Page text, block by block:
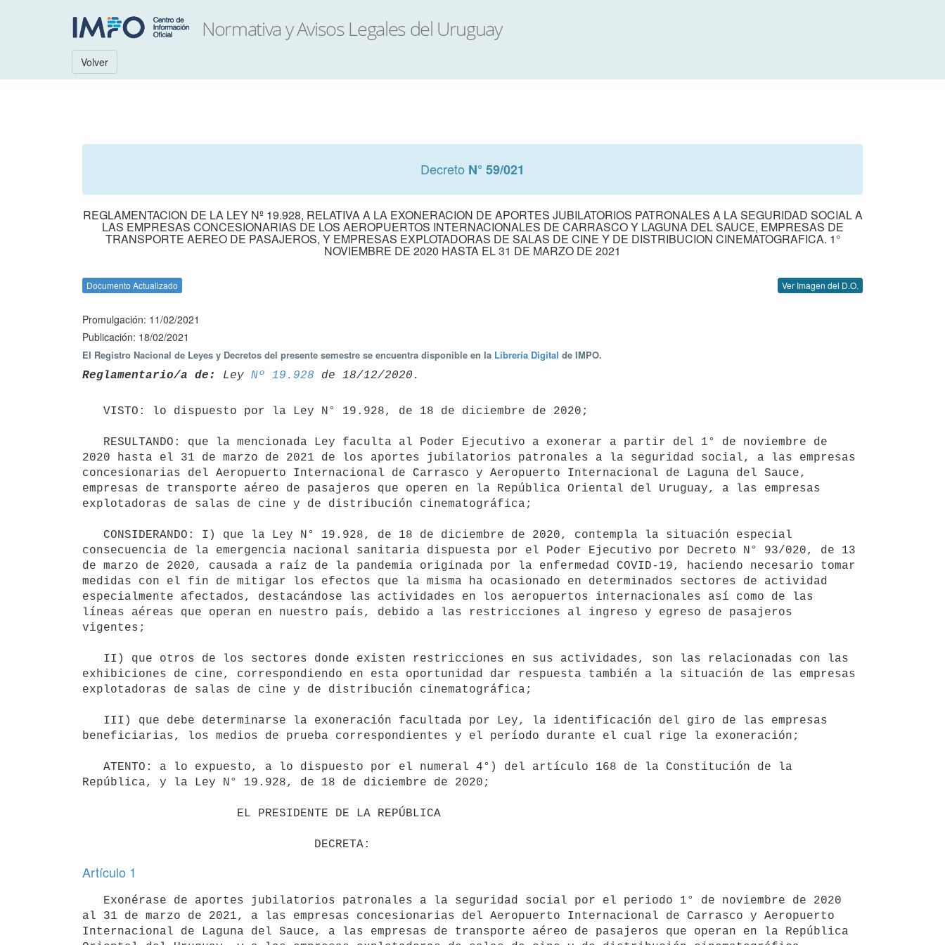
Volver
Decreto N° 59/021
REGLAMENTACION DE LA LEY Nº 19.928, RELATIVA A LA EXONERACION DE APORTES JUBILATORIOS PATRONALES A LA SEGURIDAD SOCIAL A
LAS EMPRESAS CONCESIONARIAS DE LOS AEROPUERTOS INTERNACIONALES DE CARRASCO Y LAGUNA DEL SAUCE, EMPRESAS DE
TRANSPORTE AEREO DE PASAJEROS, Y EMPRESAS EXPLOTADORAS DE SALAS DE CINE Y DE DISTRIBUCION CINEMATOGRAFICA. 1°
NOVIEMBRE DE 2020 HASTA EL 31 DE MARZO DE 2021
Documento Actualizado Ver Imagen del D.O.
Promulgación: 11/02/2021
Publicación: 18/02/2021
El Registro Nacional de Leyes y Decretos del presente semestre se encuentra disponible en la Librería Digital de IMPO.
Reglamentario/a de: Ley Nº 19.928
2020 hasta el 31 de marzo de 2021 de los aportes jubilatorios patronales a la seguridad social, a las empresas
concesionarias del Aeropuerto Internacional de Carrasco y Aeropuerto Internacional de Laguna del Sauce,
empresas de transporte aéreo de pasajeros que operen en la República Oriental del Uruguay, a las empresas
explotadoras de salas de cine y de distribución cinematográfica;
consecuencia de la emergencia nacional sanitaria dispuesta por el Poder Ejecutivo por Decreto N° 93/020, de 13
de marzo de 2020, causada a raíz de la pandemia originada por la enfermedad COVID-19, haciendo necesario tomar
medidas con el fin de mitigar los efectos que la misma ha ocasionado en determinados sectores de actividad
especialmente afectados, destacándose las actividades en los aeropuertos internacionales así como de las
líneas aéreas que operan en nuestro país, debido a las restricciones al ingreso y egreso de pasajeros
vigentes;
exhibiciones de cine, correspondiendo en esta oportunidad dar respuesta también a la situación de las empresas
explotadoras de salas de cine y de distribución cinematográfica;
beneficiarias, los medios de prueba correspondientes y el período durante el cual rige la exoneración;
República, y la Ley N° 19.928, de 18 de diciembre de 2020;
Artículo 1
al 31 de marzo de 2021, a las empresas concesionarias del Aeropuerto Internacional de Carrasco y Aeropuerto
Internacional de Laguna del Sauce, a las empresas de transporte aéreo de pasajeros que operan en la República